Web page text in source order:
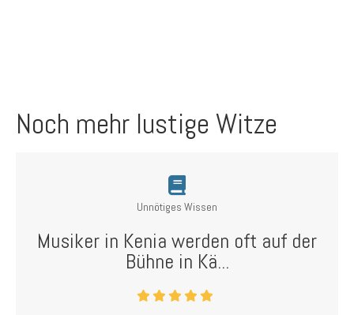
Noch mehr lustige Witze
Unnötiges Wissen
Musiker in Kenia werden oft auf der
Bühne in Kä...